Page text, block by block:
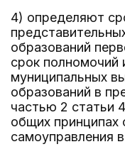
4) определяют
образований
срок полномочий
муниципальных
образований в
частью 2 статьи
общих принципах
самоуправления